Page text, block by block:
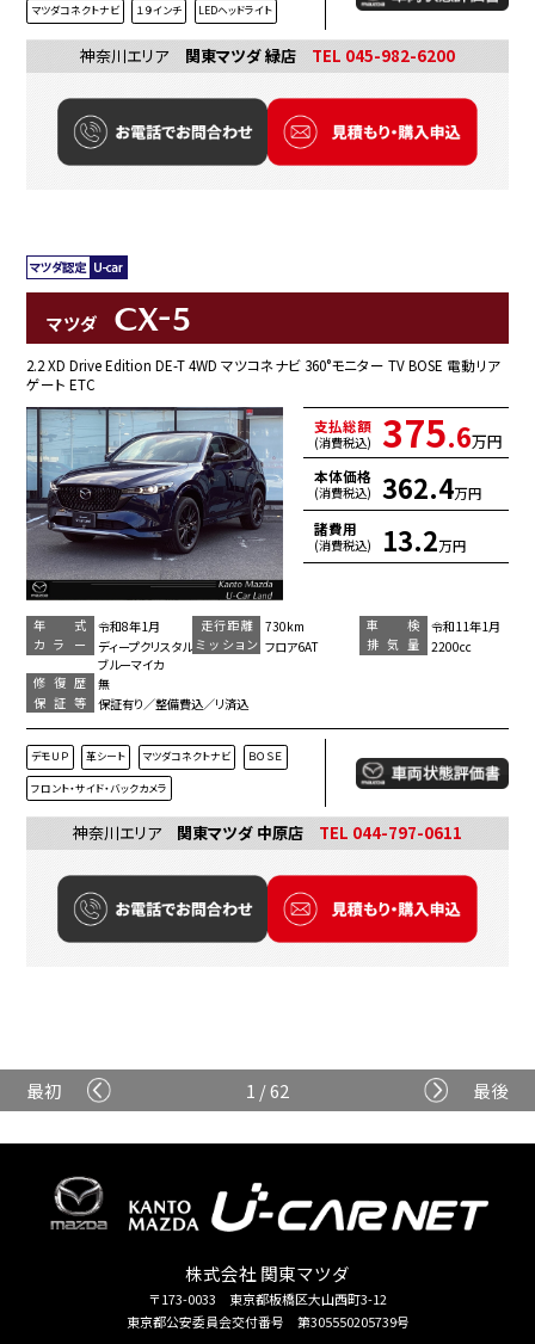
マツダコネクトナビ １９インチ LEDヘッドライト
神奈川エリア 関東マツダ 緑店 TEL 045-982-6200
マツダ CX-5
2.2 XD Drive Edition DE-T 4WD マツコネナビ 360°モニター TV BOSE 電動リア
ゲート ETC
支払総額
(消費税込) 375.6万円
本体価格
(消費税込) 362.4万円
諸費用
(消費税込) 13.2万円
年 式 令和8年1月 走行距離 730km 車 検
令和11年1月
カラー
ディープクリスタル
ブルーマイカ
ミッション フロア6AT 排気量
2200cc
修復歴
無
保証等
保証有り／整備費込／リ済込
デモＵＰ 革シート マツダコネクトナビ ＢＯＳＥ
フロント・サイド・バックカメラ
神奈川エリア 関東マツダ 中原店 TEL 044-797-0611
最初 1 / 62 最後
株式会社 関東マツダ
〒173-0033 東京都板橋区大山西町3-12
東京都公安委員会交付番号 第305550205739号